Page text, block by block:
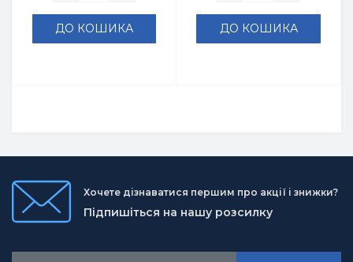
ДО КОШИКА ДО КОШИКА
Хочете дізнаватися першим про акції і знижки?
Підпишіться на нашу розсилку